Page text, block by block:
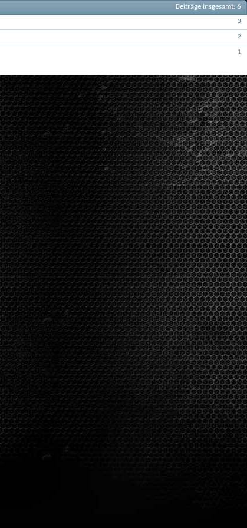
Beiträge insgesamt 6
3
2
1